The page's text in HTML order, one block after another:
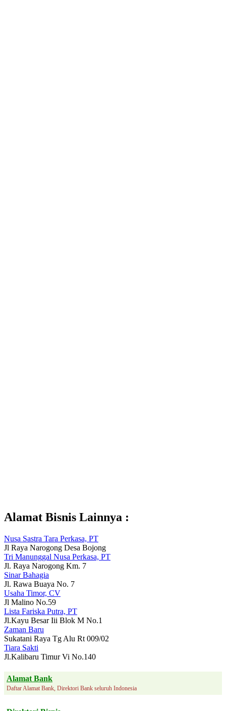
Alamat Bisnis Lainnya :
Nusa Sastra Tara Perkasa, PT
Jl Raya Narogong Desa Bojong
Tri Manunggal Nusa Perkasa, PT
Jl. Raya Narogong Km. 7
Sinar Bahagia
Jl. Rawa Buaya No. 7
Usaha Timor, CV
Jl Malino No.59
Lista Fariska Putra, PT
Jl.Kayu Besar Iii Blok M No.1
Zaman Baru
Sukatani Raya Tg Alu Rt 009/02
Tiara Sakti
Jl.Kalibaru Timur Vi No.140
Alamat Bank
Daftar Alamat Bank, Direktori Bank seluruh Indonesia